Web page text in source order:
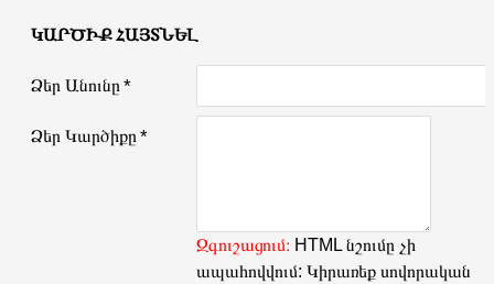
ԿԱՐԾԻՔ ՀԱՅՏՆԵԼ
Ձեր Անունը
Ձեր Կարծիքը
Զգուշացում։ HTML նշումը չի
ապահովվում: Կիրառեք սովորական